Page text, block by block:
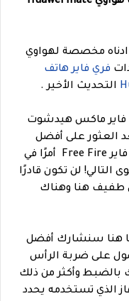
مخصصة لهواوي
فري فاير هاتف
التحديث الأخير .
فاير ماكس هيدشوت
العثور على أفضل
إعدادات حساسية و الهيدشوت فري فاير Free Fire أمرًا في
التالي! لن تكون قادرًا
طفيف هنا وهناك
هنا سنشارك أفضل
على ضربة الرأس
بالضبط وأكثر من ذلك
الذي تستخدمه يحدد